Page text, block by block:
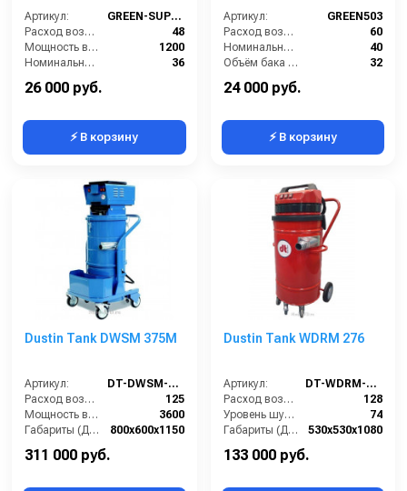
Артикул:
GREEN-SUPER
Расход воздуха (л/сек):
48
Мощность всасывающей турбины (Вт):
1200
Номинальный диаметр принадлежностей (мм):
36
Объём бака для грязной воды (л):
26 000 руб.
⚡ В корзину
Артикул:
GREEN503
Расход воздуха (л/сек):
60
Номинальный диаметр принадлежностей (мм):
40
Объём бака (л):
32
Рабочая ширина основной насадки (мм):
24 000 руб.
⚡ В корзину
Dustin Tank DWSM 375M
Артикул:
DT-DWSM-375M
Расход воздуха (л/сек):
125
Мощность всасывающих турбин (Вт):
3600
Габариты (ДхШхВ):
800х600х1150
311 000 руб.
Dustin Tank WDRM 276
Артикул:
DT-WDRM-276
Расход воздуха (л/сек):
128
Уровень шума IEC 704 (дБ(А)):
74
Габариты (ДхШхВ):
530х530х1080
133 000 руб.